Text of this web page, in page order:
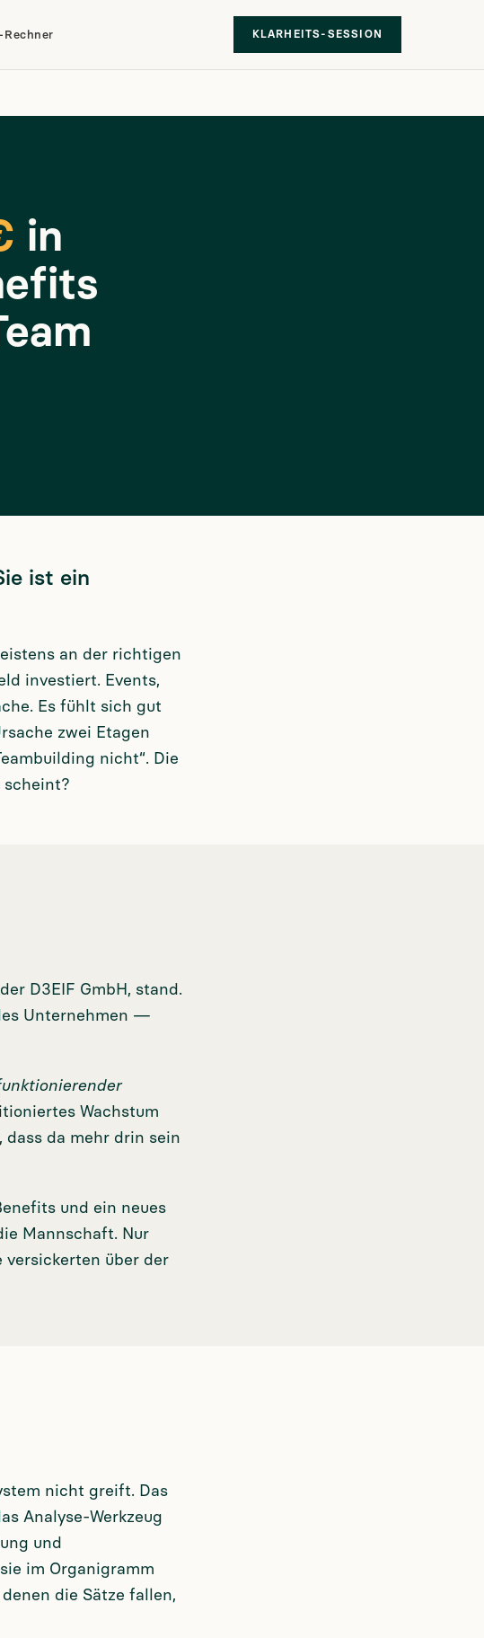
Rechner KLARHEITS-SESSION
in
ist ein
an der richtigen
investiert. Events,
Es fühlt sich gut
zwei Etagen
nicht“. Die
scheint?
D3EIF GmbH, stand.
Unternehmen —
Wachstum
dass da mehr drin sein
und ein neues
Mannschaft. Nur
versickerten über der
nicht greift. Das
Analyse-Werkzeug
und
im Organigramm
die Sätze fallen,